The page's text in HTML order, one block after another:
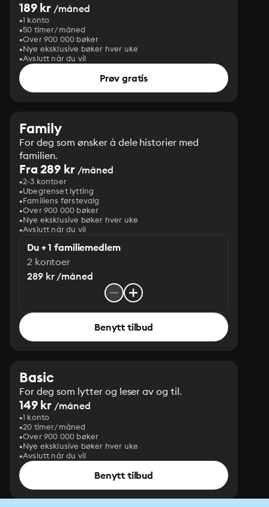
189 kr /måned
1 konto
50 timer/måned
Over 900 000 bøker
Nye eksklusive bøker hver uke
Avslutt når du vil
Prøv gratis
Family
For deg som ønsker å dele historier med
familien.
Fra 289 kr/måned
2-3 kontoer
Ubegrenset lytting
Familiens førstevalg
Over 900 000 bøker
Nye eksklusive bøker hver uke
Avslutt når du vil
Du + 1 familiemedlem
2 kontoer
289 kr /måned
Benytt tilbud
Basic
For deg som lytter og leser av og til.
149 kr /måned
1 konto
20 timer/måned
Over 900 000 bøker
Nye eksklusive bøker hver uke
Avslutt når du vil
Benytt tilbud